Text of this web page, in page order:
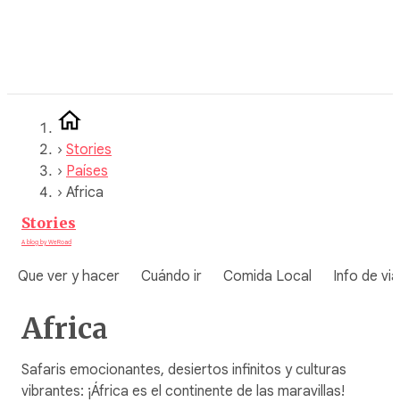
› Stories
› Países
› Africa
Stories
A blog by WeRoad
Que ver y hacer Cuándo ir Comida Local Info de
Africa
Safaris emocionantes, desiertos infinitos y culturas
vibrantes: ¡África es el continente de las maravillas!